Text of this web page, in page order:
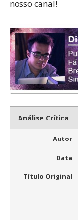
nosso canal!
Análise Crítica
Autor
Data
Título Original